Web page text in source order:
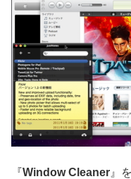
『Window Cleaner 』